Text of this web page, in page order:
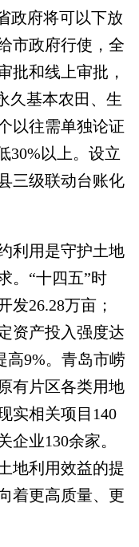
政府将可以下放
市政府行使，全
批和线上审批，
久基本农田、生
以往需单独论证
30%以上。设立
三级联动台账化
用是守护土地
。“十四五”时
发26.28万亩；
资产投入强度达
高9%。青岛市崂
有片区各类用地
实相关项目140
企业130余家。
地利用效益的提
着更高质量、更